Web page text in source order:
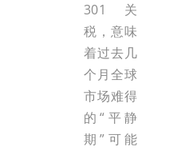
301关
税，意味
着过去几
个月全球
市场难得
的“平静
期”可能